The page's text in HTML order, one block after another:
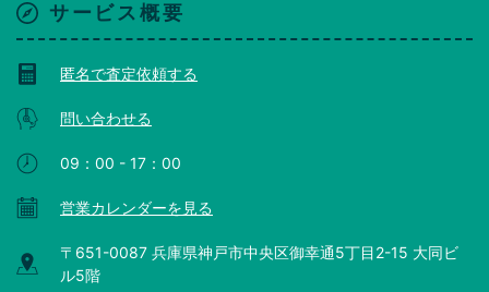
サービス概要
匿名で査定依頼する
問い合わせる
09：00 - 17：00
営業カレンダーを見る
〒651-0087 兵庫県神戸市中央区御幸通5丁目2-15 大同ビ
ル5階